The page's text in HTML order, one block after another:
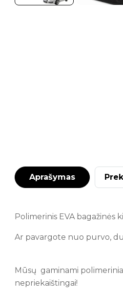
Aprašymas
Polimerinis EVA bagažinės
Ar pavargote nuo purvo,
Mūsų gaminami
nepriekaištingai!